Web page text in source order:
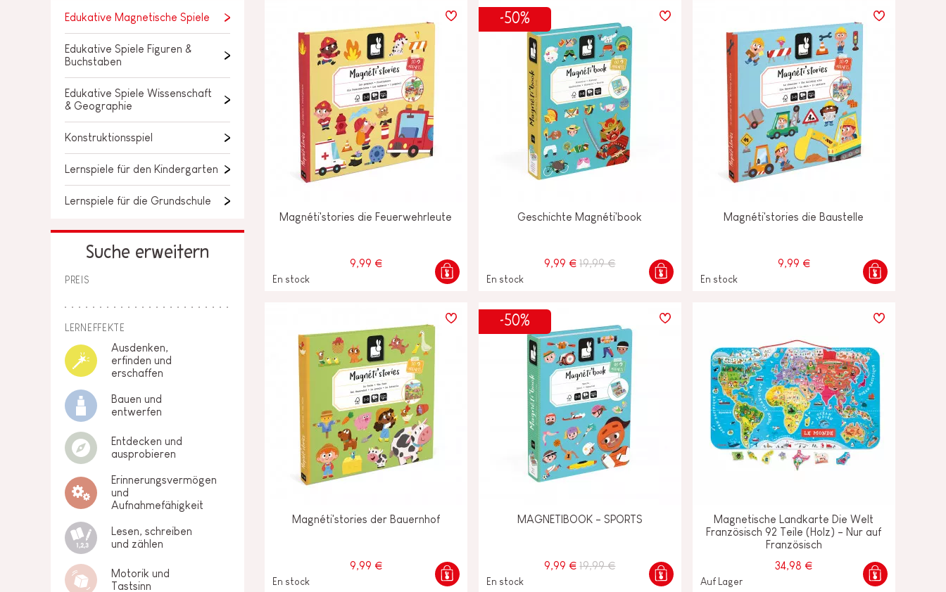
BABY &
KLEINKINDSPIELZEUG
SPIELWELTEN
OUTDOOR
TAFEL, MÖBEL &
DEKORATIONEN
LOSE STÜCKE
Edukative Magnetische Spiele
Edukative Spiele Figuren &
Buchstaben
Edukative Spiele Wissenschaft
& Geographie
Konstruktionsspiel
Lernspiele für den Kindergarten
Lernspiele für die Grundschule
Suche erweitern
PREIS
LERNEFFEKTE
Ausdenken,
erfinden und
erschaffen
Bauen und
entwerfen
Entdecken und
ausprobieren
Erinnerungsvermögen
und
Aufnahmefähigkeit
Lesen, schreiben
und zählen
Motorik und
Tastsinn
Magnéti'stories die Feuerwehrleute
9,99 €
En stock
-50%
Geschichte Magnéti'book
9,99 € 19,99 €
En stock
Magnéti'stories die Baustelle
9,99 €
En stock
Magnéti'stories der Bauernhof
9,99 €
En stock
-50%
MAGNETIBOOK - SPORTS
9,99 € 19,99 €
En stock
Magnetische Landkarte Die Welt
Französisch 92 Teile (Holz) - Nur auf
Französisch
34,98 €
Auf Lager